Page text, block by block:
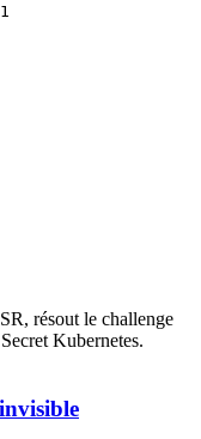
résout le challenge
Kubernetes.